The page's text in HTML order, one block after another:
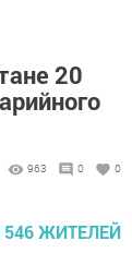
20
963 0 0